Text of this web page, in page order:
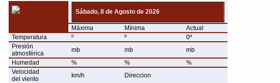
Sábado, 8 de Agosto de 2026
Máxima Mínima
Actual
Temperatura
º º
0º
Presión
atmosférica
mb mb
mb
Humedad
% %
%
Velocidad
del viento
km/h Direccion